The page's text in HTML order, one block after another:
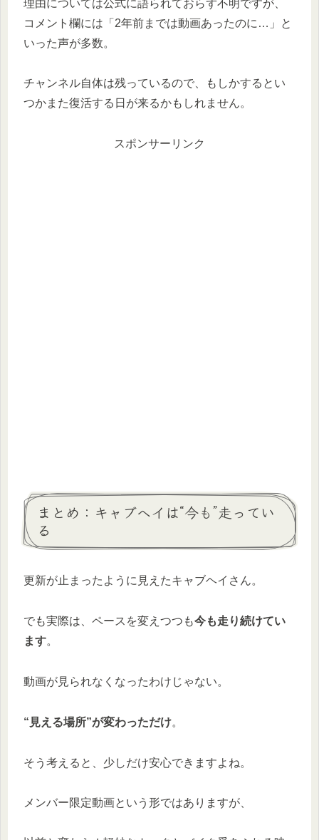
理由については公式に語られておらず不明ですが、
コメント欄には「2年前までは動画あったのに…」と
いった声が多数。
チャンネル自体は残っているので、もしかするとい
つかまた復活する日が来るかもしれません。
スポンサーリンク
まとめ：キャブヘイは“今も”走ってい
る
更新が止まったように見えたキャブヘイさん。
でも実際は、ペースを変えつつも今も走り続けてい
ます。
動画が見られなくなったわけじゃない。
“見える場所”が変わっただけ。
そう考えると、少しだけ安心できますよね。
メンバー限定動画という形ではありますが、